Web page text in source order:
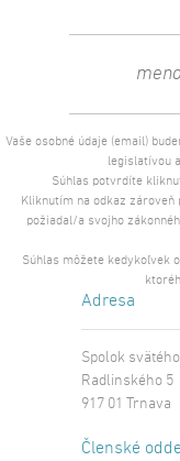
Vaše osobné údaje (email)
legislatívou
Súhlas potvrdíte
Kliknutím na odkaz
požiadal/a svojho
Súhlas môžete kedykoľvek
Adresa
Spolok
Radlinského 5
917 01 Trnava
Členské